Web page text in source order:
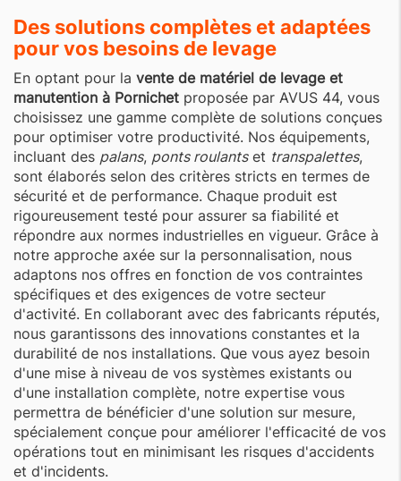
Des solutions complètes et adaptées
pour vos besoins de levage
En optant pour la vente de matériel de levage et
manutention à Pornichet proposée par AVUS 44, vous
choisissez une gamme complète de solutions conçues
pour optimiser votre productivité. Nos équipements,
incluant des palans, ponts roulantset transpalettes,
sont élaborés selon des critères stricts en termes de
sécurité et de performance. Chaque produit est
rigoureusement testé pour assurer sa fiabilité et
répondre aux normes industrielles en vigueur. Grâce à
notre approche axée sur la personnalisation, nous
adaptons nos offres en fonction de vos contraintes
spécifiques et des exigences de votre secteur
d'activité. En collaborant avec des fabricants réputés,
nous garantissons des innovations constantes et la
durabilité de nos installations. Que vous ayez besoin
d'une mise à niveau de vos systèmes existants ou
d'une installation complète, notre expertise vous
permettra de bénéficier d'une solution sur mesure,
spécialement conçue pour améliorer l'efficacité de vos
opérations tout en minimisant les risques d'accidents
et d'incidents.